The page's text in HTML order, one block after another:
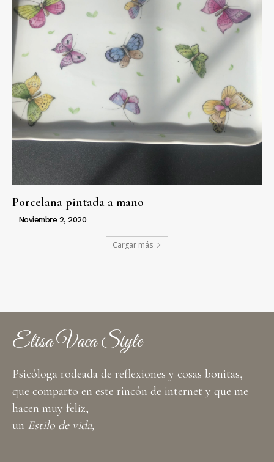
Porcelana pintada a mano
Noviembre 2, 2020
Cargar más
Elisa Vaca Style
Psicóloga rodeada de reflexiones y cosas bonitas,
que comparto en este rincón de internet y que me
hacen muy feliz,
un Estilo de vida,